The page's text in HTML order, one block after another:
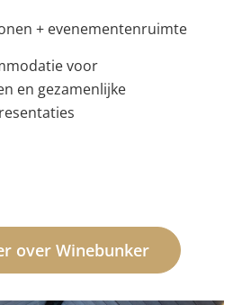
+ evenementenruimte
voor
en gezamenlijke
over Winebunker